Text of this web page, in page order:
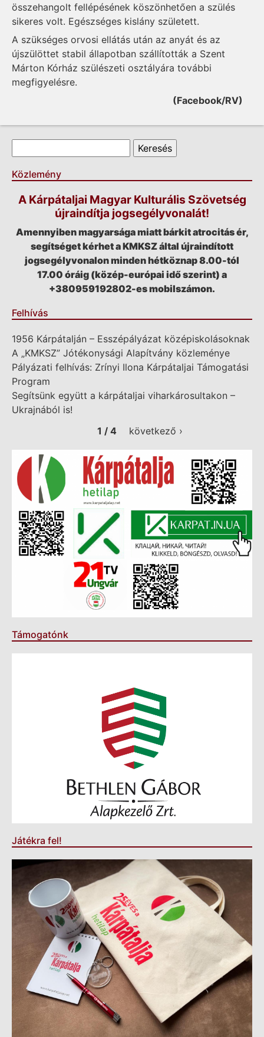
összehangolt fellépésének köszönhetően a szülés
sikeres volt. Egészséges kislány született.
A szükséges orvosi ellátás után az anyát és az
újszülöttet stabil állapotban szállították a Szent
Márton Kórház szülészeti osztályára további
megfigyelésre.
(Facebook/RV)
Keresés űrlap
Keresés
Közlemény
A Kárpátaljai Magyar Kulturális Szövetség
újraindítja jogsegélyvonalát!
Amennyiben magyarsága miatt bárkit atrocitás ér,
segítséget kérhet a KMKSZ által újraindított
jogsegélyvonalon minden hétköznap 8.00-tól
17.00 óráig (közép-európai idő szerint) a
+380959192802-es mobilszámon.
Felhívás
1956 Kárpátalján – Esszépályázat középiskolásoknak
A „KMKSZ” Jótékonysági Alapítvány közleménye
Pályázati felhívás: Zrínyi Ilona Kárpátaljai Támogatási
Program
Segítsünk együtt a kárpátaljai viharkárosultakon –
Ukrajnából is!
1 / 4
következő ›
Támogatónk
Játékra fel!